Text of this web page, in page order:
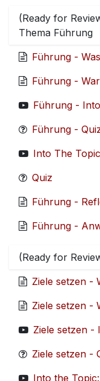
(Ready for
Thema Führung
Führung -
Into The
Quiz
Führung -
Führung -
(Ready for
Ziele setzen -
Into the